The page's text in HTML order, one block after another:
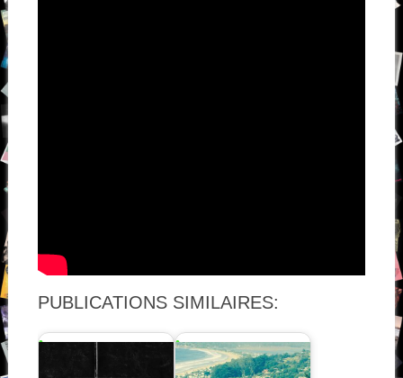
PUBLICATIONS SIMILAIRES: